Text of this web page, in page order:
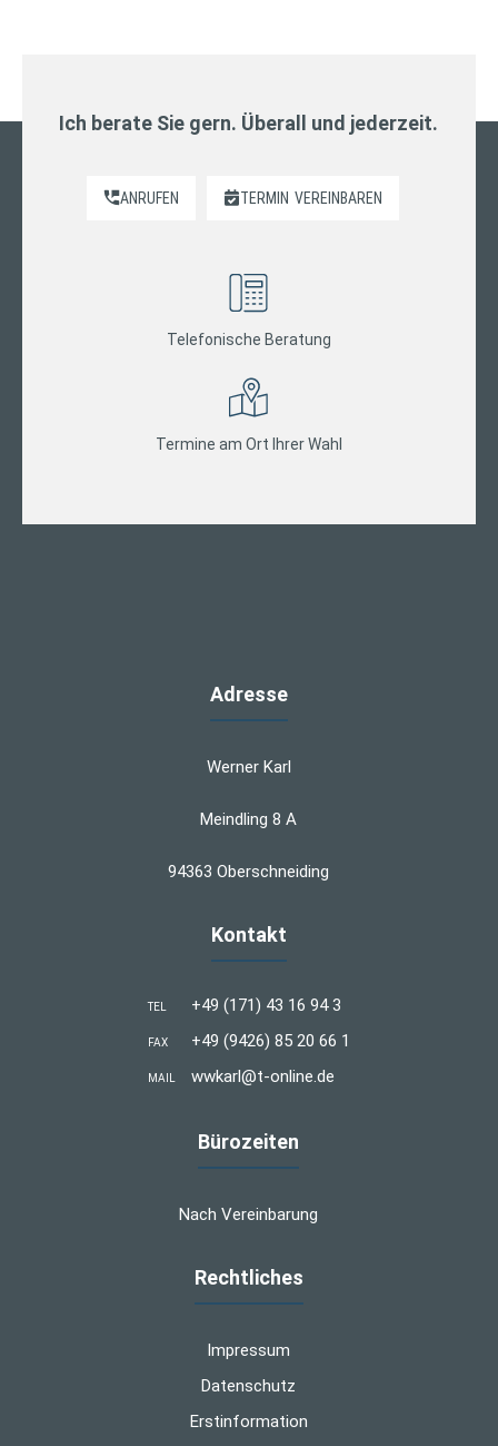
Ich berate Sie gern. Überall und jederzeit.
ANRUFEN TERMIN VEREINBAREN
Telefonische Beratung
Termine am Ort Ihrer Wahl
Adresse
Werner Karl
Meindling 8 A
94363 Oberschneiding
Kontakt
TEL +49 (171) 43 16 94 3
FAX +49 (9426) 85 20 66 1
MAIL wwkarl@t-online.de
Bürozeiten
Nach Vereinbarung
Rechtliches
Impressum
Datenschutz
Erstinformation